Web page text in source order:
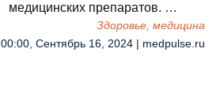
медицинских препаратов. …
Здоровье, медицина
00:00, Сентябрь 16, 2024 | medpulse.ru